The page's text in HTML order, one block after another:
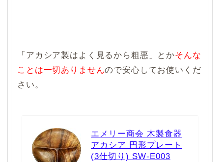
「アカシア製はよく見るから粗悪」とかそんな
ことは一切ありませんので安心してお使いくだ
さい。
エメリー商会 木製食器
アカシア 円形プレート
(3仕切り) SW-E003